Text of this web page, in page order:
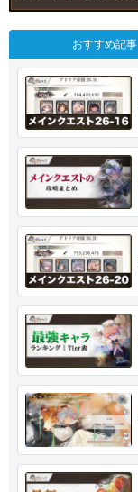
おすすめ記事